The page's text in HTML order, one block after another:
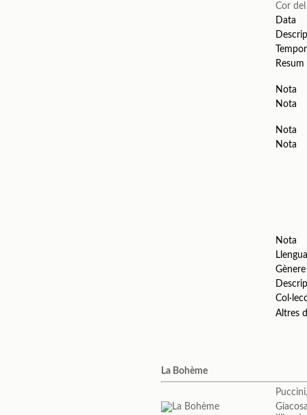
Cor
Data
Resum
Nota
Nota
Nota
Nota
Nota
Gènere
Altres
La Bohème